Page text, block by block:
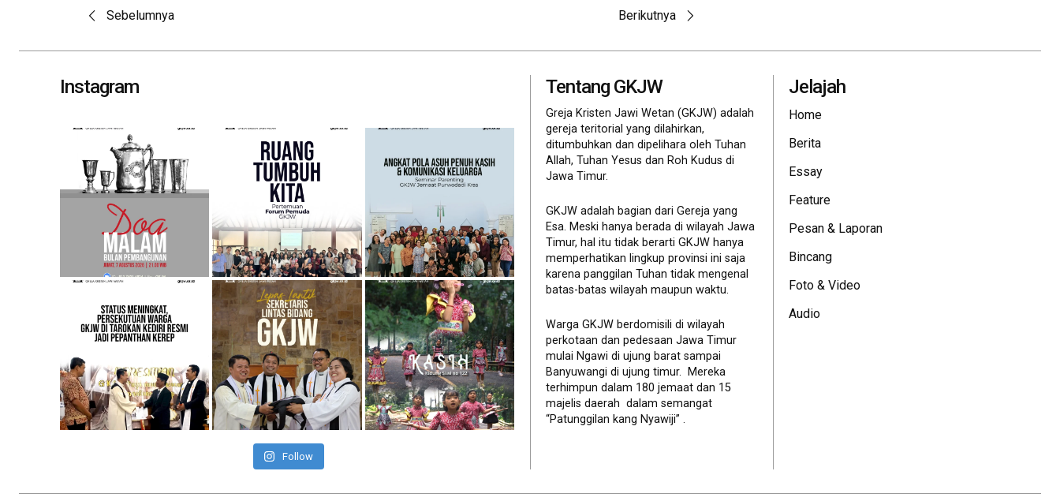
Post
navigation
Sebelumnya Berikutnya
Instagram
Follow
Tentang GKJW
Greja Kristen Jawi Wetan (GKJW) adalah
gereja teritorial yang dilahirkan,
ditumbuhkan dan dipelihara oleh Tuhan
Allah, Tuhan Yesus dan Roh Kudus di
Jawa Timur.
GKJW adalah bagian dari Gereja yang
Esa. Meski hanya berada di wilayah Jawa
Timur, hal itu tidak berarti GKJW hanya
memperhatikan lingkup provinsi ini saja
karena panggilan Tuhan tidak mengenal
batas-batas wilayah maupun waktu.
Warga GKJW berdomisili di wilayah
perkotaan dan pedesaan Jawa Timur
mulai Ngawi di ujung barat sampai
Banyuwangi di ujung timur. Mereka
terhimpun dalam 180 jemaat dan 15
majelis daerah dalam semangat
“Patunggilan kang Nyawiji” .
Jelajah
Home
Berita
Essay
Feature
Pesan & Laporan
Bincang
Foto & Video
Audio